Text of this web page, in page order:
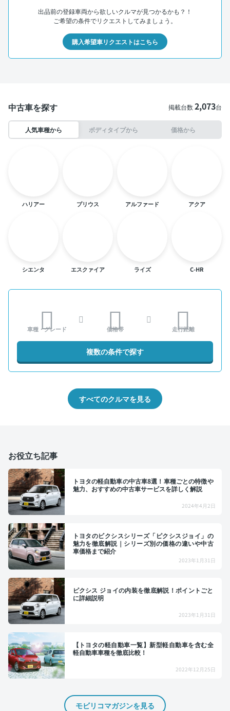
出品前の登録車両から欲しいクルマが見つかるかも？！
ご希望の条件でリクエストしてみましょう。
購入希望車リクエストはこちら
中古車を探す 掲載台数2,073台
人気車種から ボディタイプから 価格から
ハリアー プリウス アルファード アクア
シエンタ エスクァイア ライズ C-HR
車種・グレード 価格帯 走行距離
複数の条件で探す
すべてのクルマを見る
お役立ち記事
トヨタの軽自動車の中古車8選！車種ごとの特徴や
魅力、おすすめの中古車サービスを詳しく解説
2024年4月2日
トヨタのビクシスシリーズ「ピクシスジョイ」の
魅力を徹底解説｜シリーズ別の価格の違いや中古
車価格まで紹介
2023年1月31日
ピクシス ジョイの内装を徹底解説！ポイントごと
に詳細説明
2023年1月31日
【トヨタの軽自動車一覧】新型軽自動車を含む全
軽自動車車種を徹底比較！
2022年12月25日
モビリコマガジンを見る